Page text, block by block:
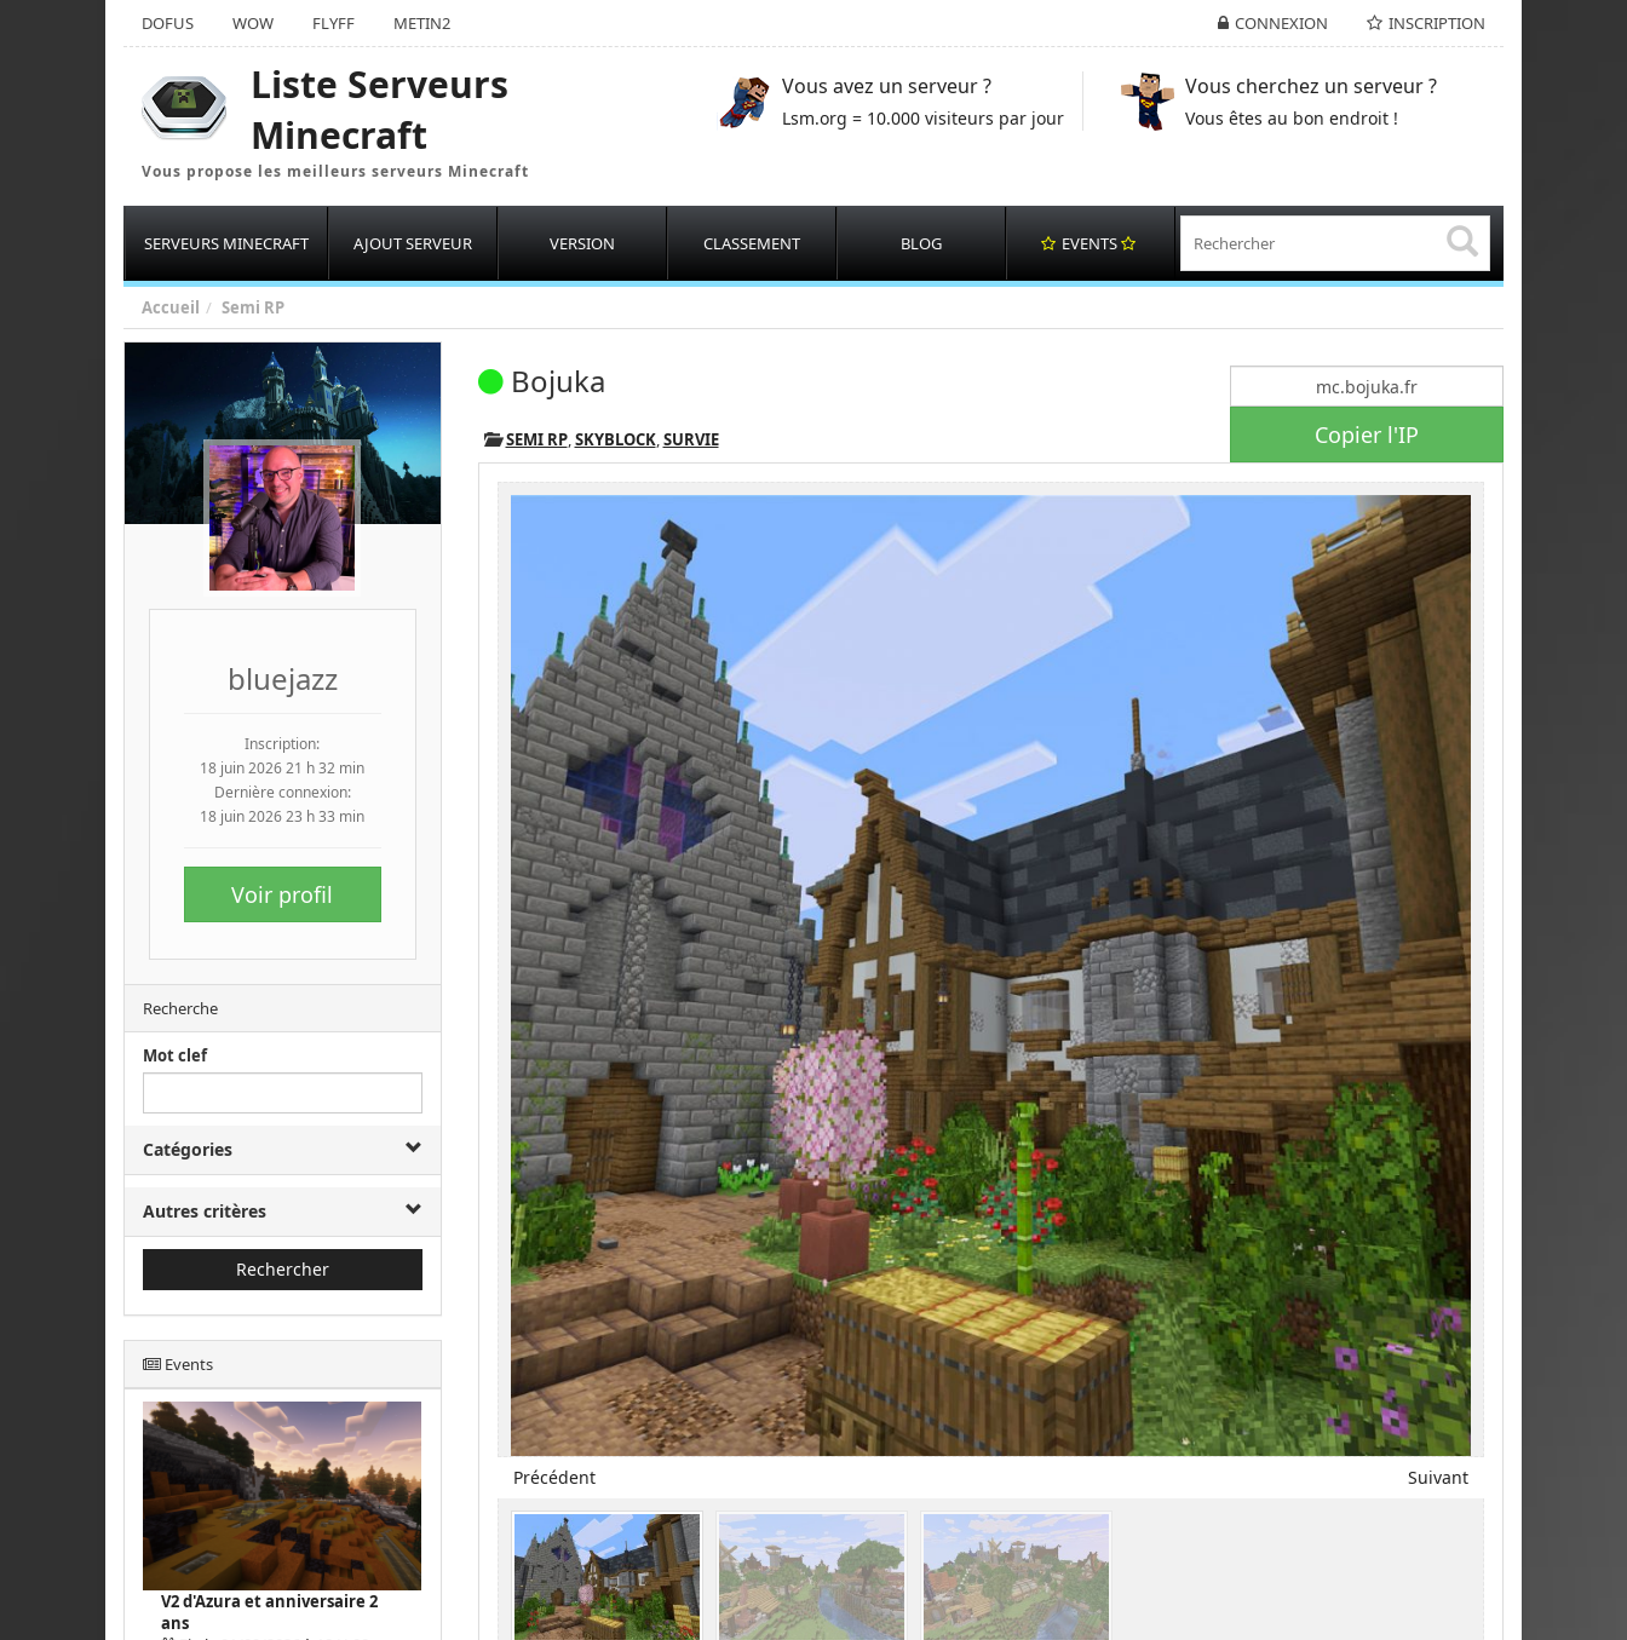
CONNEXION INSCRIPTION
DOFUS WOW FLYFF METIN2
Liste Serveurs
Minecraft
Vous propose les meilleurs serveurs Minecraft
Vous avez un serveur ?
Lsm.org = 10.000 visiteurs par jour
Vous cherchez un serveur ?
Vous êtes au bon endroit !
SERVEURS MINECRAFT AJOUT SERVEUR VERSION CLASSEMENT BLOG EVENTS
Accueil Semi RP
bluejazz
Inscription:
18 juin 2026 21 h 32 min
Dernière connexion:
18 juin 2026 23 h 33 min
Voir profil
Recherche
Mot clef
Catégories
Autres critères
Rechercher
Events
V2 d'Azura et anniversaire 2
ans
Copier l'IP
Bojuka
SEMI RP,SKYBLOCK,SURVIE
Précédent Suivant